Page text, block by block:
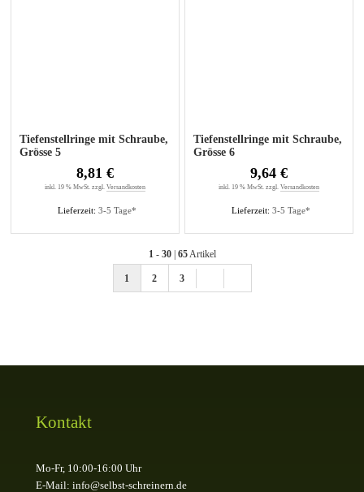
Tiefenstellringe mit Schraube,
Grösse 5
Lieferzeit: 3-5 Tage*
8,81 €
inkl. 19 % MwSt. zzgl. Versandkosten
Tiefenstellringe mit Schraube,
Grösse 6
Lieferzeit: 3-5 Tage*
9,64 €
inkl. 19 % MwSt. zzgl. Versandkosten
1- 30| 65Artikel
1 2 3
Kontakt
Mo-Fr, 10:00-16:00 Uhr
E-Mail: info@selbst-schreinern.de